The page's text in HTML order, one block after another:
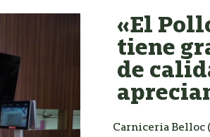
«El
tiene
de
Carniceria Belloc